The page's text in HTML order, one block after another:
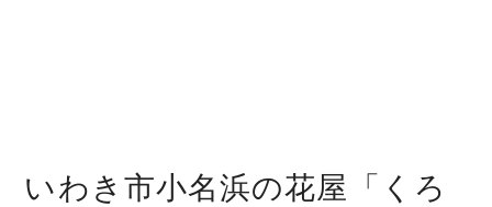
いわき市小名浜の花屋「くろ